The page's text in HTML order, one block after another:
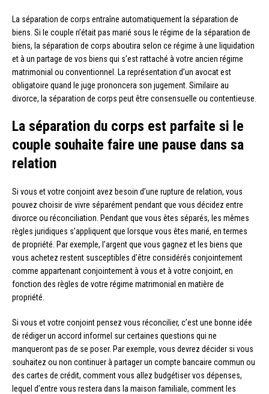
La séparation de corps entraîne automatiquement la séparation de
biens. Si le couple n’était pas marié sous le régime de la séparation de
biens, la séparation de corps aboutira selon ce régime à une liquidation
et à un partage de vos biens qui s’est rattaché à votre ancien régime
matrimonial ou conventionnel. La représentation d’un avocat est
obligatoire quand le juge prononcera son jugement. Similaire au
divorce, la séparation de corps peut être consensuelle ou contentieuse.
La séparation du corps est parfaite si le
couple souhaite faire une pause dans sa
relation
Si vous et votre conjoint avez besoin d’une rupture de relation, vous
pouvez choisir de vivre séparément pendant que vous décidez entre
divorce ou réconciliation. Pendant que vous êtes séparés, les mêmes
règles juridiques s’appliquent que lorsque vous êtes marié, en termes
de propriété. Par exemple, l’argent que vous gagnez et les biens que
vous achetez restent susceptibles d’être considérés conjointement
comme appartenant conjointement à vous et à votre conjoint, en
fonction des règles de votre régime matrimonial en matière de
propriété.
Si vous et votre conjoint pensez vous réconcilier, c’est une bonne idée
de rédiger un accord informel sur certaines questions qui ne
manqueront pas de se poser. Par exemple, vous devrez décider si vous
souhaitez ou non continuer à partager un compte bancaire commun ou
des cartes de crédit, comment vous allez budgétiser vos dépenses,
lequel d’entre vous restera dans la maison familiale, comment les